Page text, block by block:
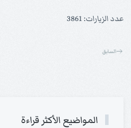
عدد الزيارات: 3861
السابق
المواضيع الأكثر قراءة